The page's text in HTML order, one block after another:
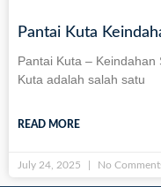
Pantai Kuta
Pantai Kuta –
Kuta adalah salah satu
READ MORE
July 24, 2025 No